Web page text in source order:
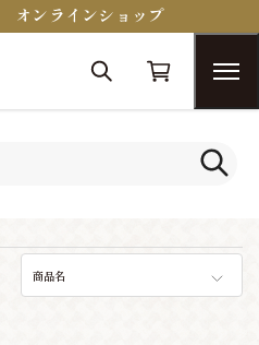
ンラインショップ
商品名